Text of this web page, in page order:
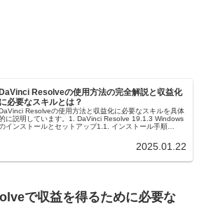
DaVinci Resolveの使用方法の完全解説と収益化
に必要なスキルとは？
Resolveの使用方法と収益化に必要なスキルを具体
に説明しています。1. DaVinci Resolve 19.1.3 Windows
インストールとセットアップ1.1. インストール手順
2025.01.22
で収益を得るために必要な